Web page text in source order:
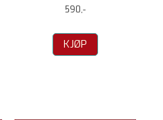
590,-
KJØP